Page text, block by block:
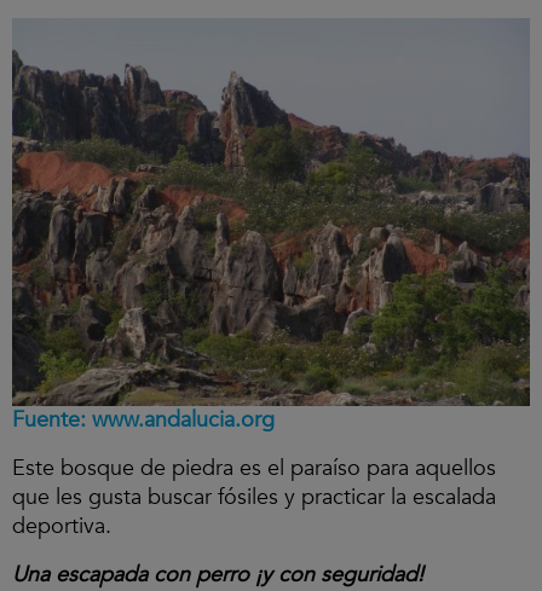
Fuente: www.andalucia.org
Este bosque de piedra es el paraíso para aquellos
que les gusta buscar fósiles y practicar la escalada
deportiva.
Una escapada con perro ¡y con seguridad!